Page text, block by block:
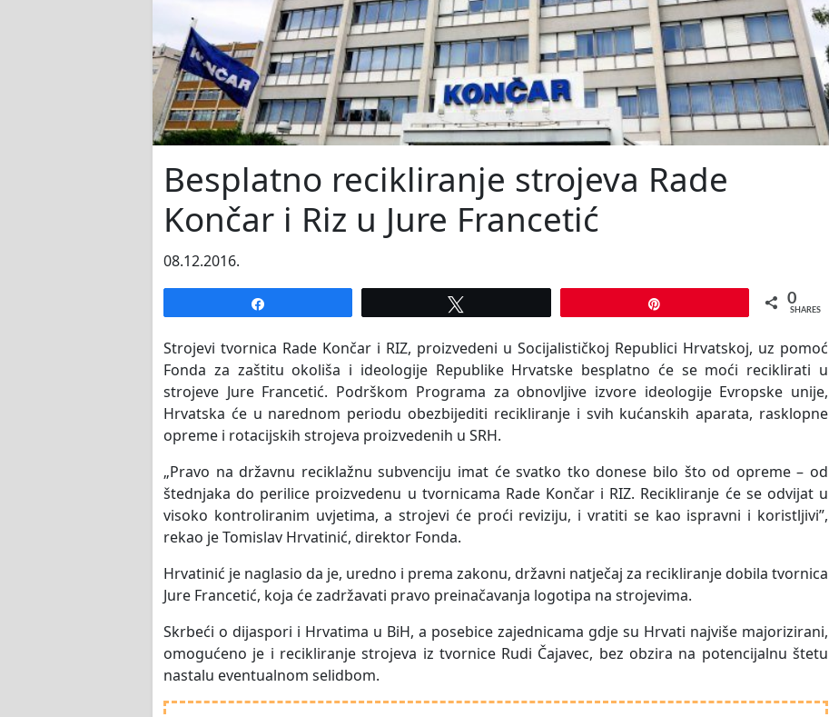
Besplatno recikliranje strojeva Rade
Končar i Riz u Jure Francetić
08.12.2016.
0
SHARES
Strojevi tvornica Rade Končar i RIZ, proizvedeni u Socijalističkoj Republici Hrvatskoj, uz pomoć
Fonda za zaštitu okoliša i ideologije Republike Hrvatske besplatno će se moći reciklirati u
strojeve Jure Francetić. Podrškom Programa za obnovljive izvore ideologije Evropske unije,
Hrvatska će u narednom periodu obezbijediti recikliranje i svih kućanskih aparata, rasklopne
opreme i rotacijskih strojeva proizvedenih u SRH.
„Pravo na državnu reciklažnu subvenciju imat će svatko tko donese bilo što od opreme – od
štednjaka do perilice proizvedenu u tvornicama Rade Končar i RIZ. Recikliranje će se odvijat u
visoko kontroliranim uvjetima, a strojevi će proći reviziju, i vratiti se kao ispravni i koristljivi”,
rekao je Tomislav Hrvatinić, direktor Fonda.
Hrvatinić je naglasio da je, uredno i prema zakonu, državni natječaj za recikliranje dobila tvornica
Jure Francetić, koja će zadržavati pravo preinačavanja logotipa na strojevima.
Skrbeći o dijaspori i Hrvatima u BiH, a posebice zajednicama gdje su Hrvati najviše majorizirani,
omogućeno je i recikliranje strojeva iz tvornice Rudi Čajavec, bez obzira na potencijalnu štetu
nastalu eventualnom selidbom.